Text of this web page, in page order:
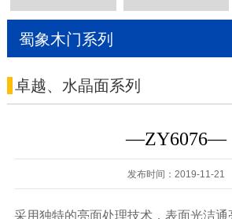
木地板
蜀象木门系列
卓越、水晶面系列
—ZY6076—
发布时间：2019-11-21
采用独特的亮面处理技术，表面光洁通